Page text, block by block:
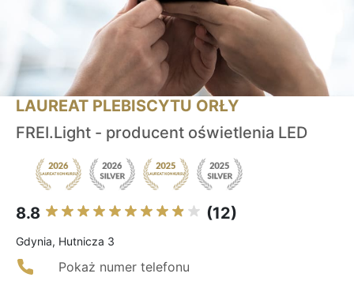
LAUREAT PLEBISCYTU ORŁY
FREI.Light - producent oświetlenia LED
8.8 (12)
Gdynia, Hutnicza 3
Pokaż numer telefonu